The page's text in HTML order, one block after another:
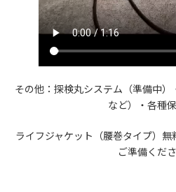
その他：探検丸システム（準備中
など）・各種
ライフジャケット（腰巻タイプ）
ご準備くださ